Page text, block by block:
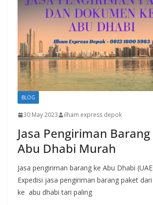
BLOG
30 May 2023 ilham express depok
Jasa Pengiriman Barang
Abu Dhabi Murah
Jasa pengiriman barang ke Abu Dhabi
Expedisi jasa pengiriman barang paket
ke abu dhabi tari paling